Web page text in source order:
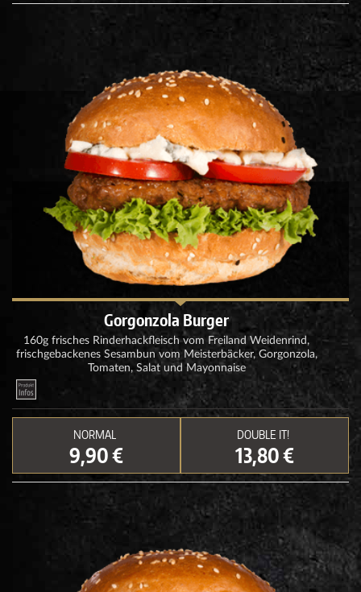
Gorgonzola Burger
160g frisches Rinderhackfleisch vom Freiland Weidenrind,
frischgebackenes Sesambun vom Meisterbäcker, Gorgonzola,
Tomaten, Salat und Mayonnaise
NORMAL
9,90 €
DOUBLE IT!
13,80 €